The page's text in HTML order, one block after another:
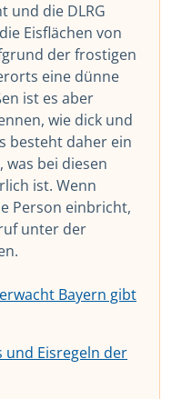
und die DLRG
Eisflächen von
der frostigen
eine dünne
ist es aber
wie dick und
besteht daher ein
was bei diesen
ist. Wenn
Person einbricht,
unter der
Bayern gibt
und Eisregeln der